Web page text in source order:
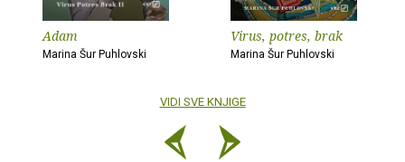
Adam
Marina Šur Puhlovski
Virus, potres, brak
Marina Šur Puhlovski
VIDI SVE KNJIGE